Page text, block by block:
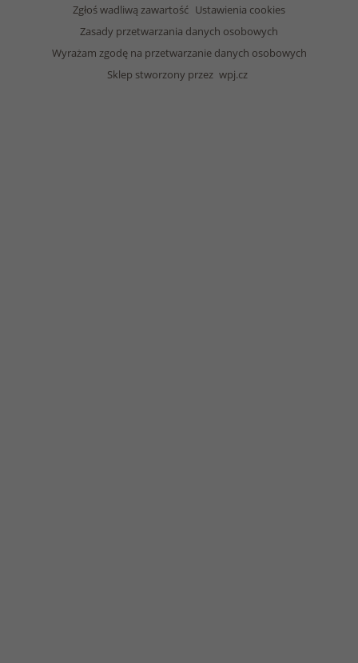
Zgłoś wadliwą zawartość Ustawienia cookies
Zasady przetwarzania danych osobowych
Wyrażam zgodę na przetwarzanie danych osobowych
Sklep stworzony przez wpj.cz